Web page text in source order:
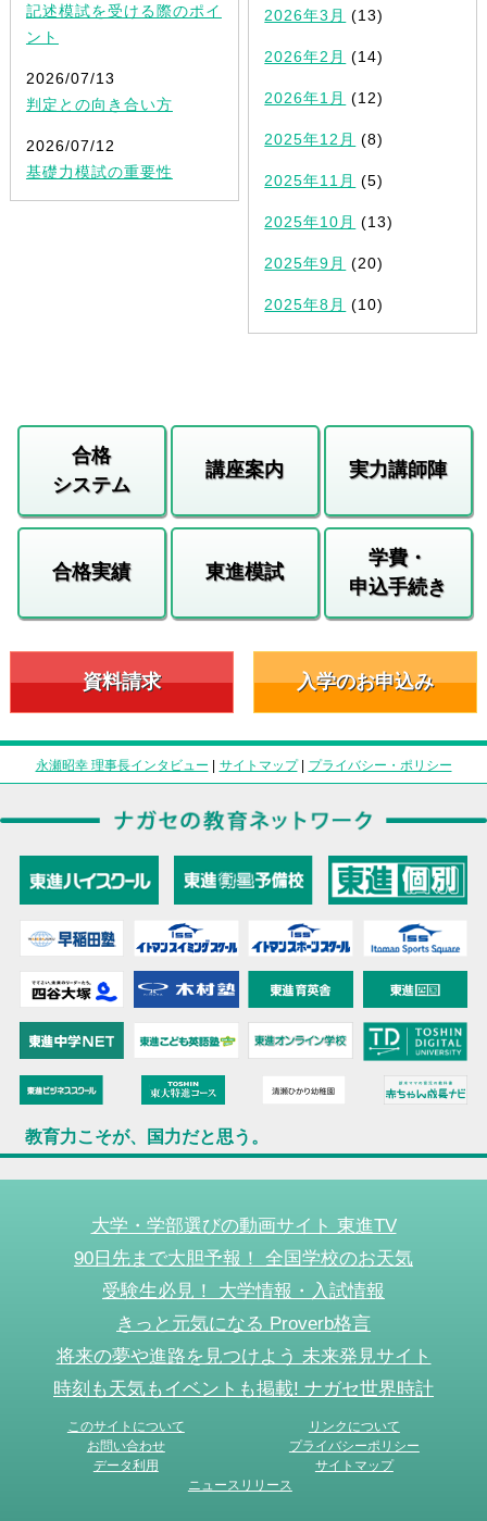
記述模試を受ける際のポイ
ント
2026/07/13
判定との向き合い方
2026/07/12
基礎力模試の重要性
2026年3月 (13)
2026年2月 (14)
2026年1月 (12)
2025年12月 (8)
2025年11月 (5)
2025年10月 (13)
2025年9月 (20)
2025年8月 (10)
合格
システム
講座案内 実力講師陣
合格実績 東進模試
学費・
申込手続き
資料請求 入学のお申込み
永瀬昭幸 理事長インタビュー | サイトマップ| プライバシー・ポリシー
教育力こそが、国力だと思う。
大学・学部選びの動画サイト 東進TV
90日先まで大胆予報！ 全国学校のお天気
受験生必見！ 大学情報・入試情報
きっと元気になる Proverb格言
将来の夢や進路を見つけよう 未来発見サイト
時刻も天気もイベントも掲載! ナガセ世界時計
このサイトについて
リンクについて
お問い合わせ
プライバシーポリシー
データ利用
サイトマップ
ニュースリリース